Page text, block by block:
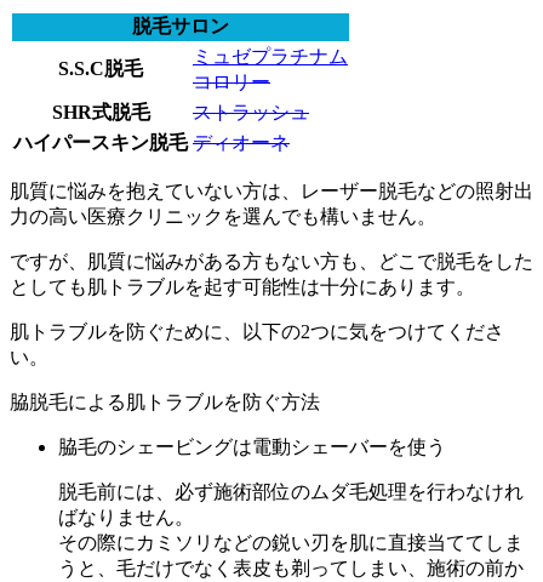
脱毛サロン
S.S.C脱毛
ミュゼプラチナム
コロリー
SHR式脱毛
ストラッシュ
ハイパースキン脱毛 ディオーネ
肌質に悩みを抱えていない方は、レーザー脱毛などの照射出
力の高い医療クリニックを選んでも構いません。
ですが、肌質に悩みがある方もない方も、どこで脱毛をした
としても肌トラブルを起す可能性は十分にあります。
肌トラブルを防ぐために、以下の2つに気をつけてくださ
い。
脇脱毛による肌トラブルを防ぐ方法
脇毛のシェービングは電動シェーバーを使う
脱毛前には、必ず施術部位のムダ毛処理を行わなけれ
ばなりません。
その際にカミソリなどの鋭い刃を肌に直接当ててしま
うと、毛だけでなく表皮も剃ってしまい、施術の前か